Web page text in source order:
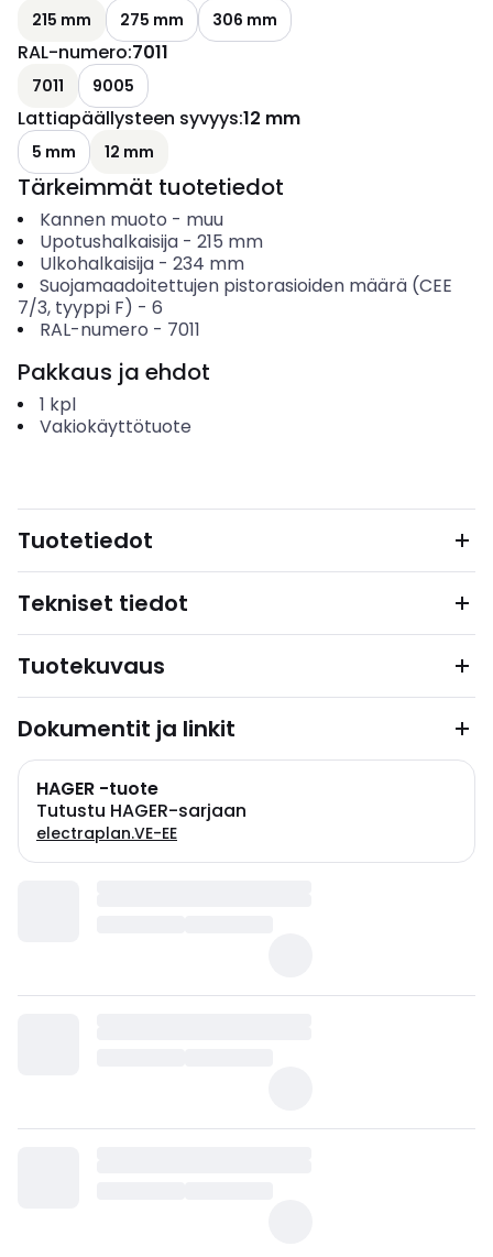
215 mm 275 mm 306 mm
RAL-numero:7011
7011 9005
Lattiapäällysteen syvyys:12 mm
5 mm 12 mm
Tärkeimmät tuotetiedot
Kannen muoto - muu
Upotushalkaisija- 215 mm
Ulkohalkaisija- 234 mm
Suojamaadoitettujen pistorasioiden määrä (CEE
7/3, tyyppi F) - 6
RAL-numero - 7011
Pakkaus ja ehdot
1 kpl
Vakiokäyttötuote
Tuotetiedot
Tekniset tiedot
Tuotekuvaus
Dokumentit ja linkit
HAGER -tuote
Tutustu HAGER-sarjaan
electraplan.VE-EE